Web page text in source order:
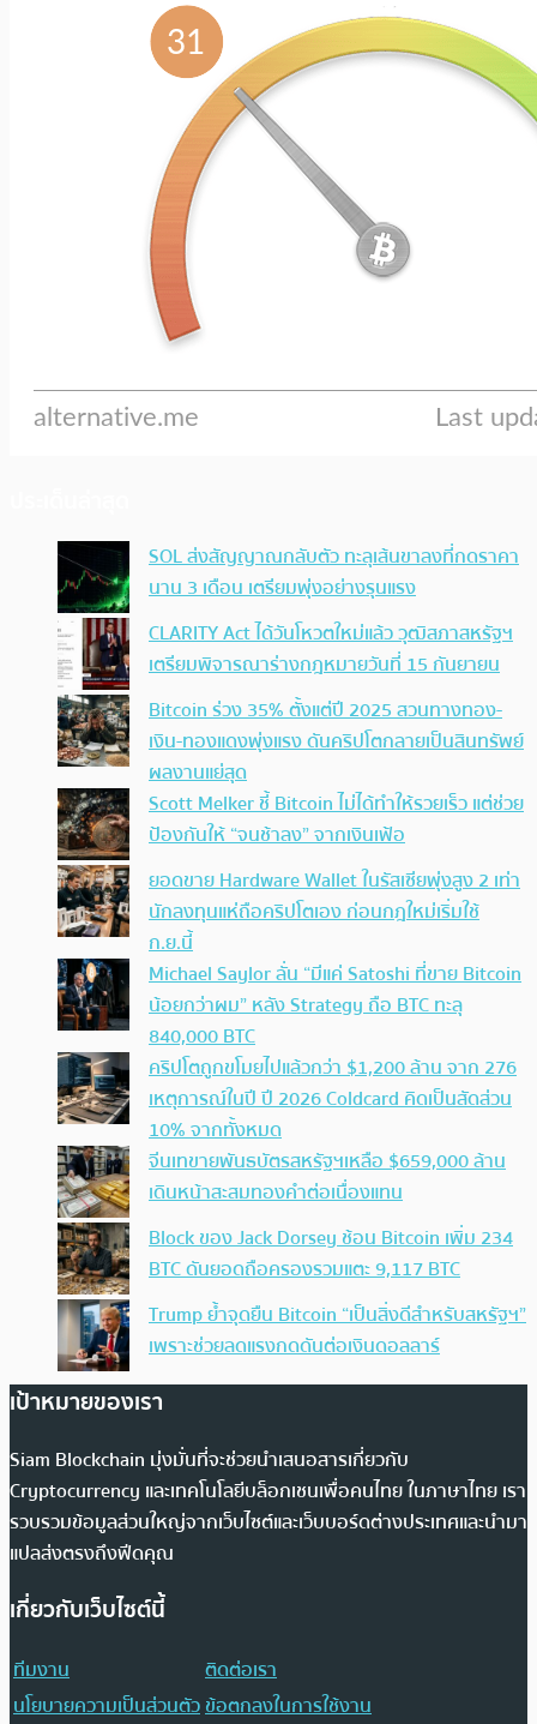
SOL ส่งสัญญาณกลับตัว ทะลุเส้นขาลงที่กดราคา
นาน 3 เดือน เตรียมพุ่งอย่างรุนแรง
CLARITY Act ได้วันโหวตใหม่แล้ว วุฒิสภาสหรัฐฯ
เตรียมพิจารณาร่างกฎหมายวันที่ 15 กันยายน
Bitcoin ร่วง 35% ตั้งแต่ปี 2025 สวนทางทอง-
เงิน-ทองแดงพุ่งแรง ดันคริปโตกลายเป็นสินทรัพย์
ผลงานแย่สุด
Scott Melker ชี้ Bitcoin ไม่ได้ทำให้รวยเร็ว แต่ช่วย
ป้องกันให้ “จนช้าลง” จากเงินเฟ้อ
ยอดขาย Hardware Wallet ในรัสเซียพุ่งสูง 2 เท่า
นักลงทุนแห่ถือคริปโตเอง ก่อนกฎใหม่เริ่มใช้
ก.ย.นี้
Michael Saylor ลั่น “มีแค่ Satoshi ที่ขาย Bitcoin
น้อยกว่าผม” หลัง Strategy ถือ BTC ทะลุ
840,000 BTC
คริปโตถูกขโมยไปแล้วกว่า $1,200 ล้าน จาก 276
เหตุการณ์ในปี ปี 2026 Coldcard คิดเป็นสัดส่วน
10% จากทั้งหมด
จีนเทขายพันธบัตรสหรัฐฯเหลือ $659,000 ล้าน
เดินหน้าสะสมทองคำต่อเนื่องแทน
Block ของ Jack Dorsey ช้อน Bitcoin เพิ่ม 234
BTC ดันยอดถือครองรวมแตะ 9,117 BTC
Trump ย้ำจุดยืน Bitcoin “เป็นสิ่งดีสำหรับสหรัฐฯ”
เพราะช่วยลดแรงกดดันต่อเงินดอลลาร์
เป้าหมายของเรา
Siam Blockchain มุ่งมั่นที่จะช่วยนำเสนอสารเกี่ยวกับ
Cryptocurrency และเทคโนโลยีบล็อกเชนเพื่อคนไทย ในภาษาไทย เรา
รวบรวมข้อมูลส่วนใหญ่จากเว็บไซต์และเว็บบอร์ดต่างประเทศและนำมา
แปลส่งตรงถึงฟีดคุณ
เกี่ยวกับเว็บไซต์นี้
ทีมงาน
ติดต่อเรา
นโยบายความเป็นส่วนตัวข้อตกลงในการใช้งาน